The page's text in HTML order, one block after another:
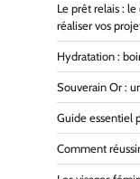
Le prêt relais :
réaliser vos
Hydratation :
Souverain Or :
Guide essentiel
Comment